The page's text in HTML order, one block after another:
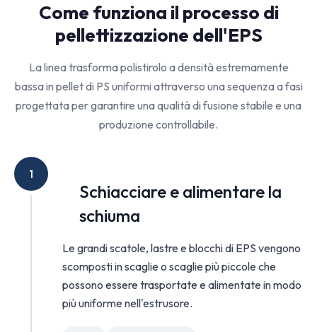
Come funziona il processo di
pellettizzazione dell'EPS
La linea trasforma polistirolo a densità estremamente
bassa in pellet di PS uniformi attraverso una sequenza a fasi
progettata per garantire una qualità di fusione stabile e una
produzione controllabile.
1
Schiacciare e alimentare la
schiuma
Le grandi scatole, lastre e blocchi di EPS vengono
scomposti in scaglie o scaglie più piccole che
possono essere trasportate e alimentate in modo
più uniforme nell'estrusore.